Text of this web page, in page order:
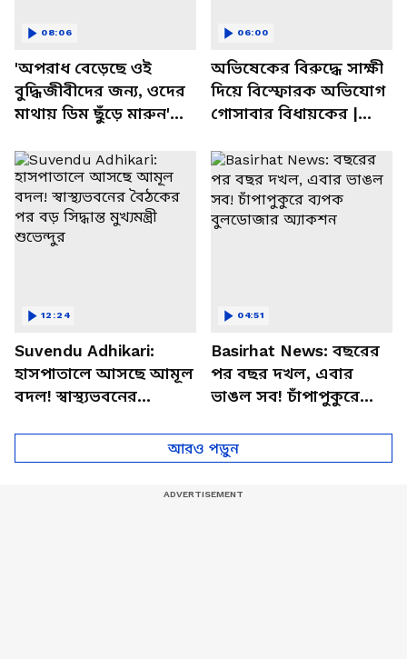
'অপরাধ বেড়েছে ওই
বুদ্ধিজীবীদের জন্য, ওদের
মাথায় ডিম ছুঁড়ে মারুন'
ঘোষ
08:06
অভিষেকের বিরুদ্ধে সাক্ষী
দিয়ে বিস্ফোরক অভিযোগ
গোসাবার বিধায়কের |
Abhishek Banerjee
06:00
Suvendu Adhikari:
হাসপাতালে আসছে আমূল
বদল! স্বাস্থ্যভবনের
12:24
Basirhat News: বছরের
পর বছর দখল, এবার
ভাঙল সব! চাঁপাপুকুরে
অ্যাকশন
04:51
আরও পড়ুন